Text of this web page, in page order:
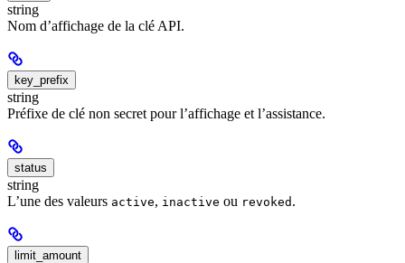
string
Nom d’affichage de la clé API.
key_prefix
string
Préfixe de clé non secret pour l’affichage et l’assistance.
status
string
L’une des valeurs active, inactive ou revoked .
limit_amount